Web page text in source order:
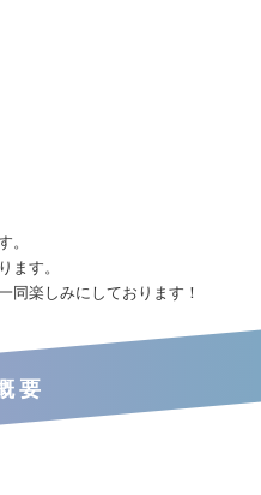
。
ます。
同楽しみにしております！
要